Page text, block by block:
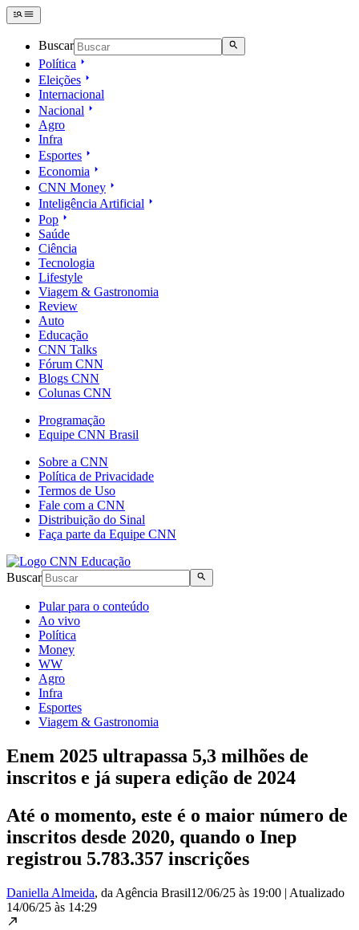
Buscar
Política
Eleições
Internacional
Nacional
Agro
Infra
Esportes
Economia
CNN Money
Inteligência Artificial
Pop
Saúde
Ciência
Tecnologia
Lifestyle
Viagem & Gastronomia
Review
Auto
Educação
CNN Talks
Fórum CNN
Blogs CNN
Colunas CNN
Programação
Equipe CNN Brasil
Sobre a CNN
Política de Privacidade
Termos de Uso
Fale com a CNN
Distribuição do Sinal
Faça parte da Equipe CNN
Buscar
Pular para o conteúdo
Ao vivo
Política
Money
WW
Agro
Infra
Esportes
Viagem & Gastronomia
Enem 2025 ultrapassa 5,3 milhões de
inscritos e já supera edição de 2024
Até o momento, este é o maior número de
inscritos desde 2020, quando o Inep
registrou 5.783.357 inscrições
Daniella Almeida, da Agência Brasil12/06/25 às 19:00 | Atualizado
14/06/25 às 14:29